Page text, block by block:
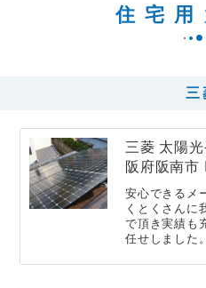
住宅用
三
三菱 太陽
阪府阪南市
安心できるメ
くとくさんに
で頂き実績も
任せしました。